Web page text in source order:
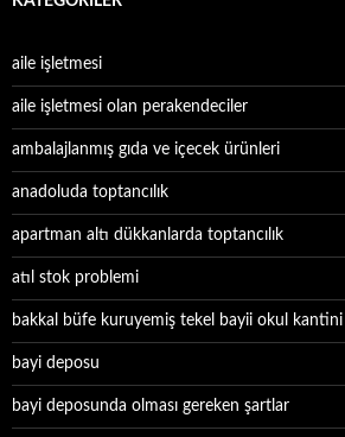
aile işletmesi
aile işletmesi olan perakendeciler
ambalajlanmış gıda ve içecek ürünleri
anadoluda toptancılık
apartman altı dükkanlarda toptancılık
atıl stok problemi
bakkal büfe kuruyemiş tekel bayii okul
bayi deposu
bayi deposunda olması gereken şartlar